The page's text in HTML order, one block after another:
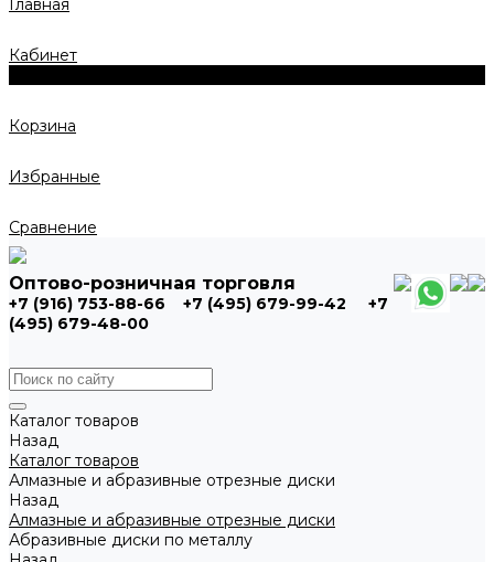
Главная
Кабинет
Корзина
Избранные
Сравнение
Оптово-розничная торговля
+7 (916) 753-88-66 +7 (495) 679-99-42
+7
(495) 679-48-00
Каталог товаров
Назад
Каталог товаров
Алмазные и абразивные отрезные диски
Назад
Алмазные и абразивные отрезные диски
Абразивные диски по металлу